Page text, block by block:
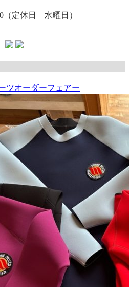
（定休日 水曜日）
ツオーダーフェアー